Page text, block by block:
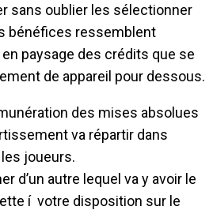
sans oublier les sélectionner
bénéfices ressemblent
paysage des crédits que se
de appareil pour dessous.
des mises absolues
va répartir dans
joueurs.
d’un autre lequel va y avoir le
í votre disposition sur le